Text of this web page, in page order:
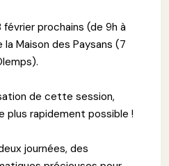
février prochains (de 9h à
la Maison des Paysans (7
de cette session,
plus rapidement possible !
journées, des